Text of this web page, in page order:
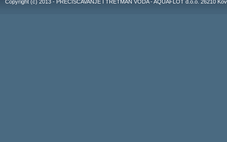
Copyright (c) 2013 - PREČIŠĆAVANJE I TRETMAN VODA - AQUAFLOT d.o.o. 26210